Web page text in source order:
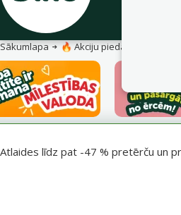
Sākumlapa 🔥 Akciju piedāvājumi
Atlaides līdz pat -47 % pretērču un